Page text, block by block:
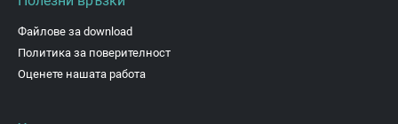
Файлове за download
Политика за поверителност
Оценете нашата работа